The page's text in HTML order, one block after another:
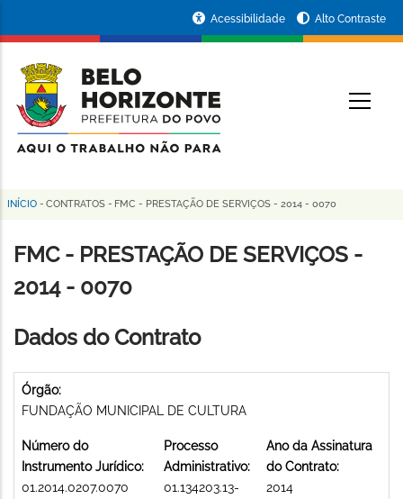
conteúdo
principal
da
Prefeitura
de
Horizonte
Acessibilidade Alto Contraste
Trilha
de
navegação
INÍCIO - CONTRATOS - FMC - PRESTAÇÃO DE SERVIÇOS - 2014 - 0070
FMC - PRESTAÇÃO DE SERVIÇOS -
2014 - 0070
Dados do Contrato
Órgão:
FUNDAÇÃO MUNICIPAL DE CULTURA
Número do
Instrumento Jurídico:
01.2014.0207.0070
Processo
Administrativo:
01.134203.13-
Ano da Assinatura
do Contrato:
2014